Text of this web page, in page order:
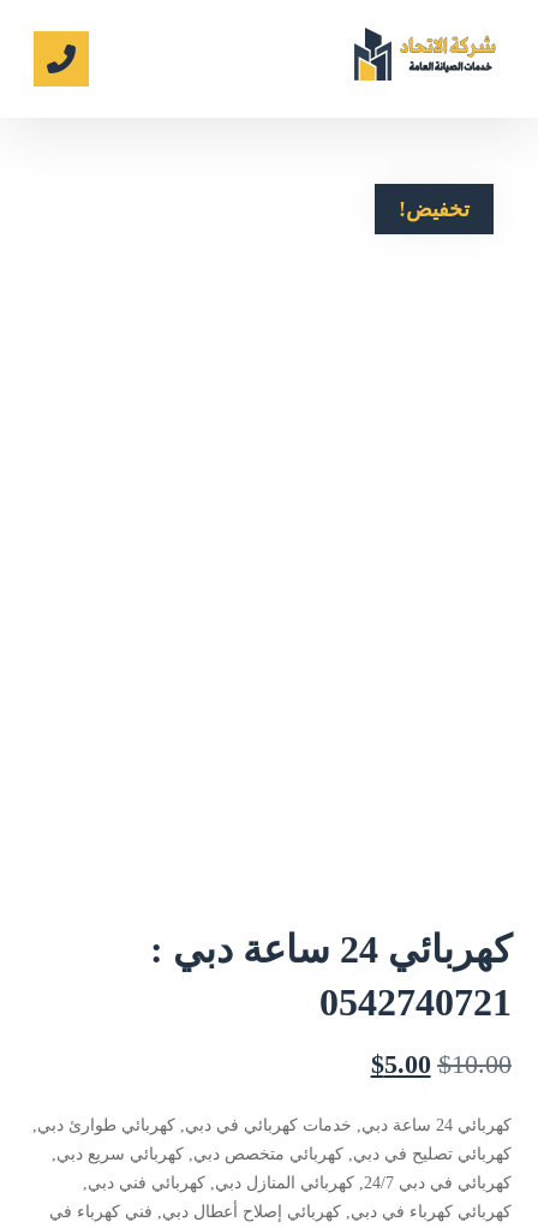
تخفيض!
كهربائي 24 ساعة دبي :
0542740721
$10.00
$5.00
كهربائي 24 ساعة دبي, خدمات كهربائي في دبي, كهربائي طوارئ دبي,
كهربائي تصليح في دبي, كهربائي متخصص دبي, كهربائي سريع دبي,
كهربائي في دبي 24/7, كهربائي المنازل دبي, كهربائي فني دبي,
كهربائي كهرباء في دبي, كهربائي إصلاح أعطال دبي, فني كهرباء في